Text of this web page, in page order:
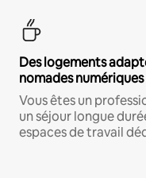
Des logements
nomades numériques
Vous êtes un
un séjour longue
espaces de travail